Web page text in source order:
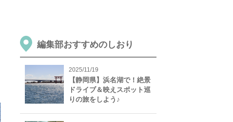
編集部おすすめのしおり
2025/11/19
【静岡県】浜名湖で！絶景
ドライブ＆映えスポット巡
りの旅をしよう♪